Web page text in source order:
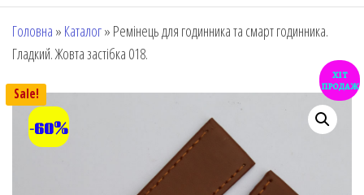
Головна » Каталог» Ремінець для годинника та смарт годинника.
Гладкий. Жовта застібка 018.
Sale!
-60%
хіт
продаж